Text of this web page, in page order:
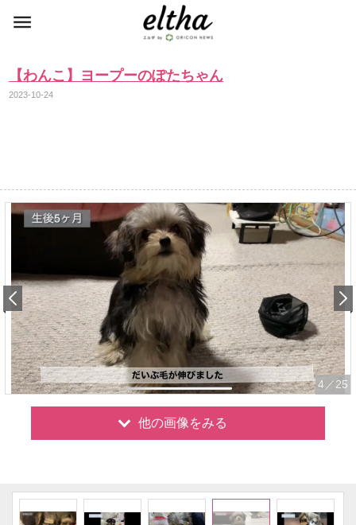
【わんこ】ヨープーのぽたちゃん
2023-10-24
4／25
他の画像をみる